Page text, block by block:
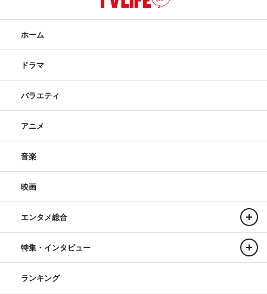
ホーム
ドラマ
バラエティ
アニメ
音楽
映画
エンタメ総合
特集・インタビュー
ランキング